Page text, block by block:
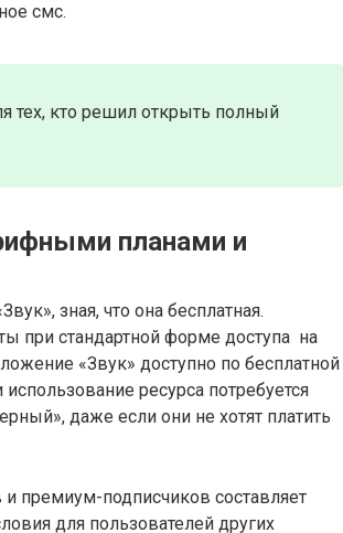
смс.
тех, кто решил открыть полный
планами и
зная, что она бесплатная.
при стандартной форме доступа на
«Звук» доступно по бесплатной
ресурса потребуется
даже если они не хотят платить
премиум-подписчиков составляет
для пользователей других